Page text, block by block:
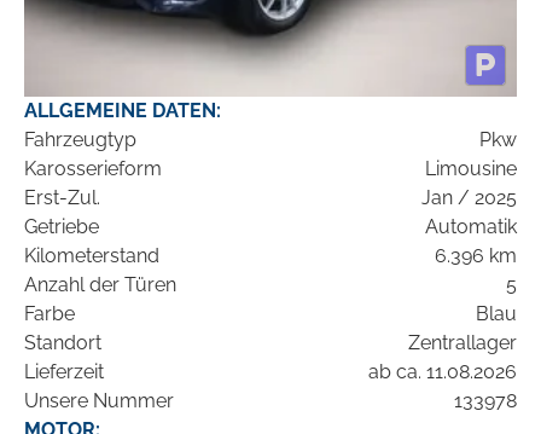
ALLGEMEINE DATEN:
Fahrzeugtyp
Pkw
Karosserieform
Limousine
Erst-Zul.
Jan / 2025
Getriebe
Automatik
Kilometerstand
6.396 km
Anzahl der Türen
5
Farbe
Blau
Standort
Zentrallager
Lieferzeit
ab ca. 11.08.2026
Unsere Nummer
133978